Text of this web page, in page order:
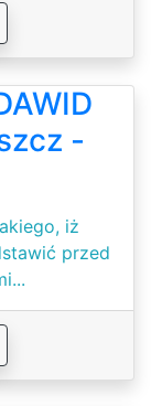
-
iż
przed